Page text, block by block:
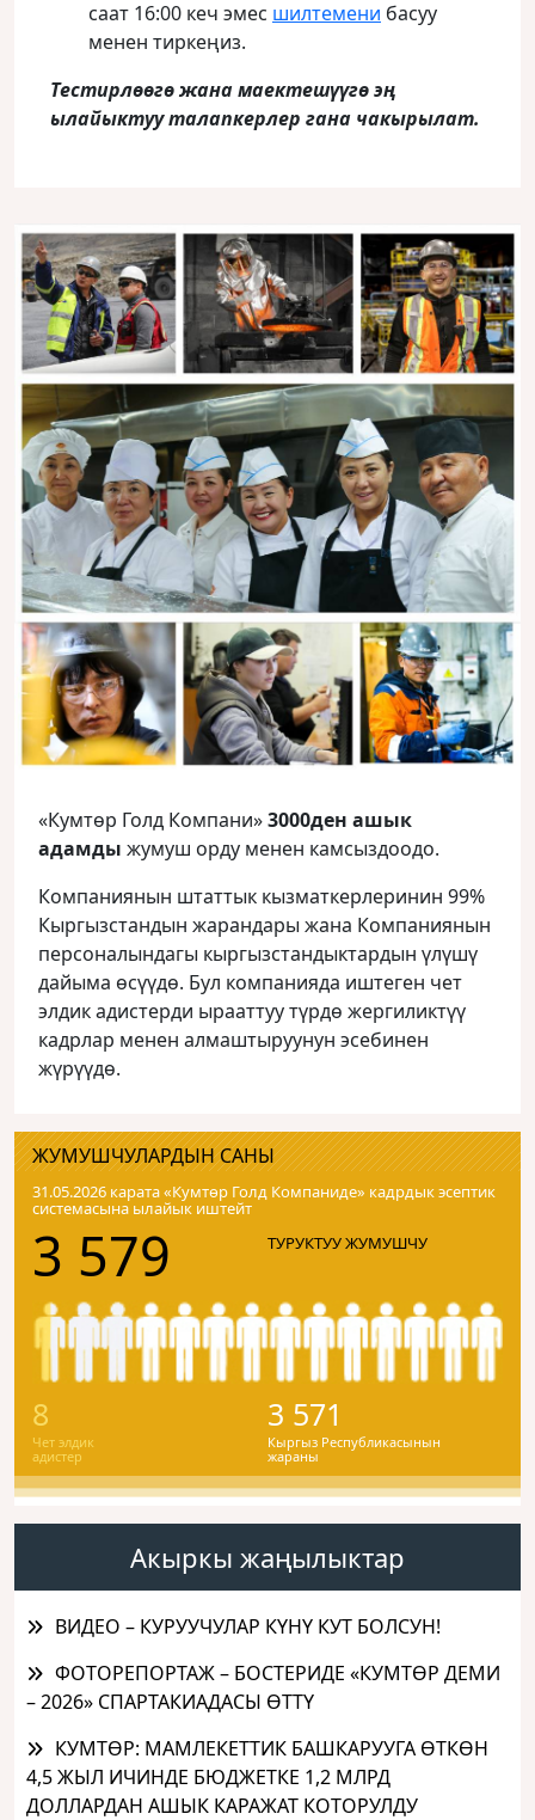
саат 16:00 кеч эмес шилтемени басуу
менен тиркеңиз.
Тестирлөөгө жана маектешүүгө эң
ылайыктуу талапкерлер гана чакырылат.
«Кумтөр Голд Компани»3000ден ашык
адамды жумуш орду менен камсыздоодо.
Компаниянын штаттык кызматкерлеринин 99%
Кыргызстандын жарандары жана Компаниянын
персоналындагы кыргызстандыктардын үлүшү
дайыма өсүүдө. Бул компанияда иштеген чет
элдик адистерди ырааттуу түрдө жергиликтүү
кадрлар менен алмаштыруунун эсебинен
жүрүүдө.
ЖУМУШЧУЛАРДЫН САНЫ
31.05.2026 карата «Кумтɵр Голд Компаниде» кадрдык эсептик
системасына ылайык иштейт
3 579 ТУРУКТУУ ЖУМУШЧУ
8
Чет элдик
адистер
3 571
Кыргыз Республикасынын
жараны
Акыркы жаңылыктар
ВИДЕО – КУРУУЧУЛАР КҮНҮ КУТ БОЛСУН!
ФОТОРЕПОРТАЖ – БОСТЕРИДЕ «КУМТӨР ДЕМИ
– 2026» СПАРТАКИАДАСЫ ӨТТҮ
КУМТӨР: МАМЛЕКЕТТИК БАШКАРУУГА ӨТКӨН
4,5 ЖЫЛ ИЧИНДЕ БЮДЖЕТКЕ 1,2 МЛРД
ДОЛЛАРДАН АШЫК КАРАЖАТ КОТОРУЛДУ